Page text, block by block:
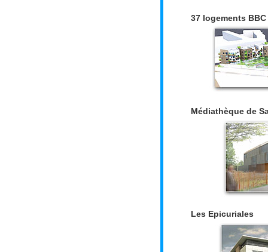
37 logements BBC
Médiathèque de
Les Epicuriales